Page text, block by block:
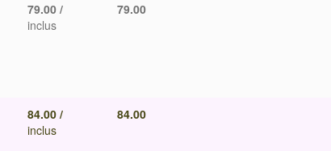
79.00 /
inclus
79.00
84.00 /
inclus
84.00